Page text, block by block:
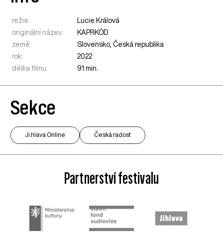
režie:
Lucie Králová
originální název:
KAPRKÓD
země:
Slovensko,Česká republika
rok:
2022
délka filmu:
91 min.
Sekce
Ji.hlava Online Česká radost
Partnerství festivalu